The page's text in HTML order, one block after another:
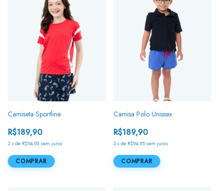
Camiseta Sportline
R$189,90
2 x de R$94,95 sem juros
COMPRAR
Camisa Polo Unissex
R$189,90
2 x de R$94,95 sem juros
COMPRAR